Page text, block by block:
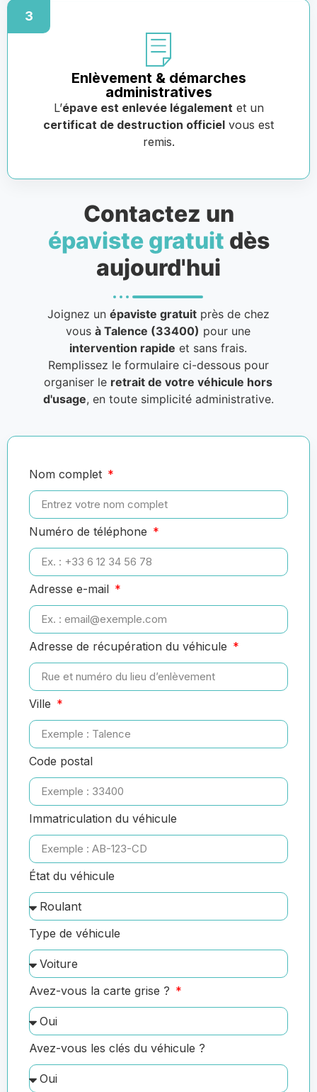
3
Enlèvement & démarches
administratives
L’épave est enlevée légalement et un
certificat de destruction officiel vous est
remis.
Contactez un
épaviste gratuit dès
aujourd'hui
Joignez un épaviste gratuitprès de chez
vousà Talence (33400) pour une
intervention rapide et sans frais.
Remplissez le formulaire ci-dessous pour
organiser le retrait de votre véhicule hors
d'usage, en toute simplicité administrative.
Nom complet
Numéro de téléphone
Adresse e-mail
Adresse de récupération du véhicule
Ville
Code postal
Immatriculation du véhicule
État du véhicule
Type de véhicule
Avez-vous la carte grise ?
Avez-vous les clés du véhicule ?